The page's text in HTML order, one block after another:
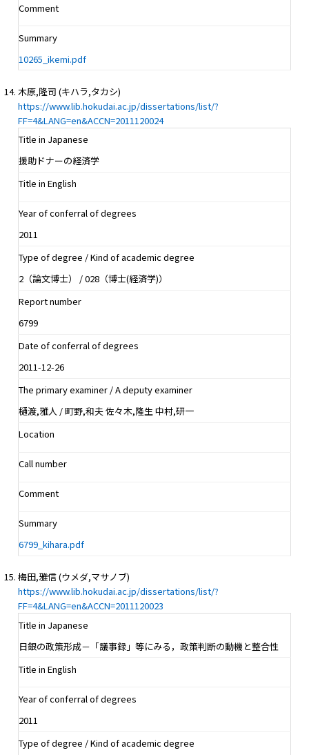
Comment
Summary
10265_ikemi.pdf
木原,隆司 (キハラ,タカシ)
https://www.lib.hokudai.ac.jp/dissertations/list/?
FF=4&LANG=en&ACCN=2011120024
Title in Japanese
援助ドナーの経済学
Title in English
Year of conferral of degrees
2011
Type of degree / Kind of academic degree
2（論文博士） / 028（博士(経済学)）
Report number
6799
Date of conferral of degrees
2011-12-26
The primary examiner / A deputy examiner
樋渡,雅人 / 町野,和夫 佐々木,隆生 中村,研一
Location
Call number
Comment
Summary
6799_kihara.pdf
梅田,雅信 (ウメダ,マサノブ)
https://www.lib.hokudai.ac.jp/dissertations/list/?
FF=4&LANG=en&ACCN=2011120023
Title in Japanese
日銀の政策形成－「議事録」等にみる，政策判断の動機と整合性
Title in English
Year of conferral of degrees
2011
Type of degree / Kind of academic degree